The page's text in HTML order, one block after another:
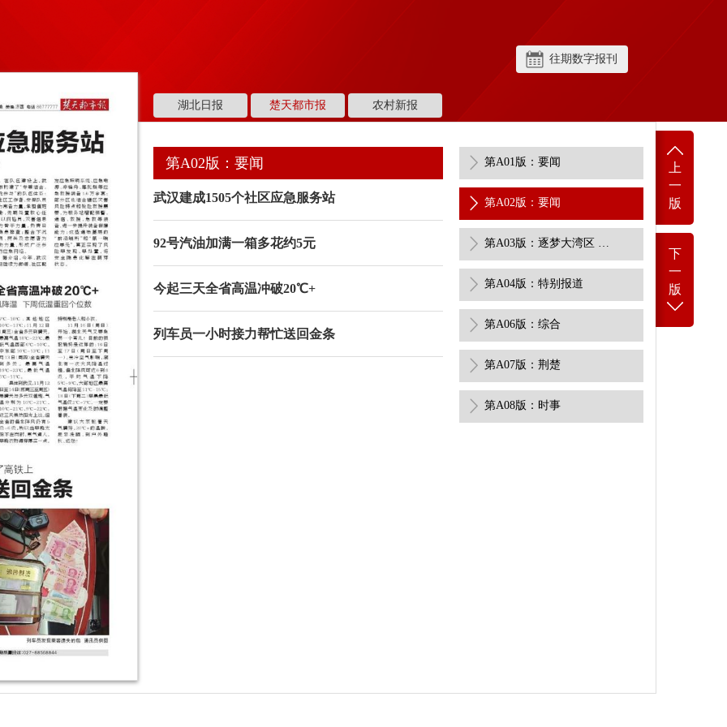
往期数字报刊
上
一
版
下
一
版
湖北日报 楚天都市报 农村新报
第A02版：要闻
武汉建成1505个社区应急服务站
92号汽油加满一箱多花约5元
今起三天全省高温冲破20℃+
列车员一小时接力帮忙送回金条
第A01版：要闻
第A02版：要闻
第A03版：逐梦大湾区 极目看全运
第A04版：特别报道
第A06版：综合
第A07版：荆楚
第A08版：时事